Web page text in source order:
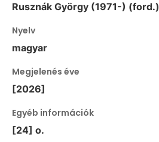
Rusznák György (1971-) (ford.)
Nyelv
magyar
Megjelenés éve
[2026]
Egyéb információk
[24] o.